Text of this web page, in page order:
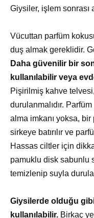
Giysiler, işlem sonrası
Vücuttan parfüm
duş almak gereklidir.
Daha güvenilir bir
kullanılabilir veya
Pişirilmiş kahve
durulanmalıdır.
alma imkanı yoksa,
sirkeye batırılır ve
Hassas ciltler için
pamuklu disk sabunlu
temizlenip suyla
Giysilerde olduğu
kullanılabilir. Birkaç